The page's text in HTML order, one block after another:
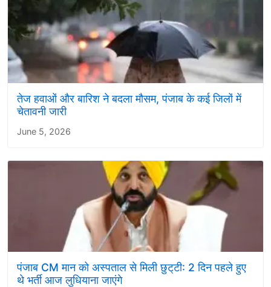
तेज हवाओं और बारिश ने बदला मौसम, पंजाब के कई जिलों में
चेतावनी जारी
June 5, 2026
पंजाब CM मान को अस्पताल से मिली छुट्‌टी: 2 दिन पहले हुए
थे भर्ती आज लुधियाना जाएंगे